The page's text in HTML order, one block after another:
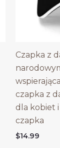
Czapka z
czapka z
dla kobiet
czapka
$14.99